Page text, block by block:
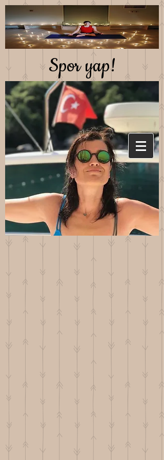
Spor yap!
Saglıklı beslen!
Mutlu kal